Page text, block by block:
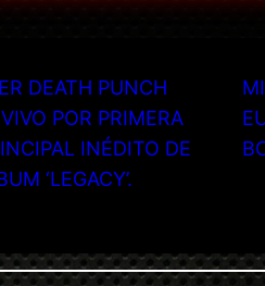
DEATH PUNCH
POR PRIMERA
INÉDITO DE
‘LEGACY’.